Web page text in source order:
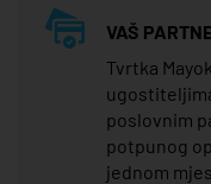
VAŠ
Tvrtka
poslovnim
potpunog
jednom